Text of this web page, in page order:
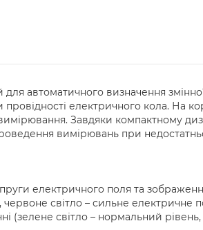
автоматичного визначення
провідності електричного кола. На
Завдяки компактному
вимірювань при
електричного поля та
червоне світло – сильне електричне
(зелене світло – нормальний